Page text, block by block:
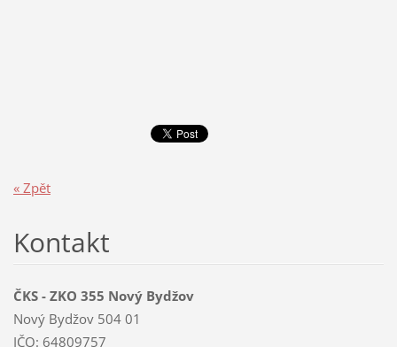
« Zpět
Kontakt
ČKS - ZKO 355 Nový Bydžov
Nový Bydžov 504 01
IČO: 64809757